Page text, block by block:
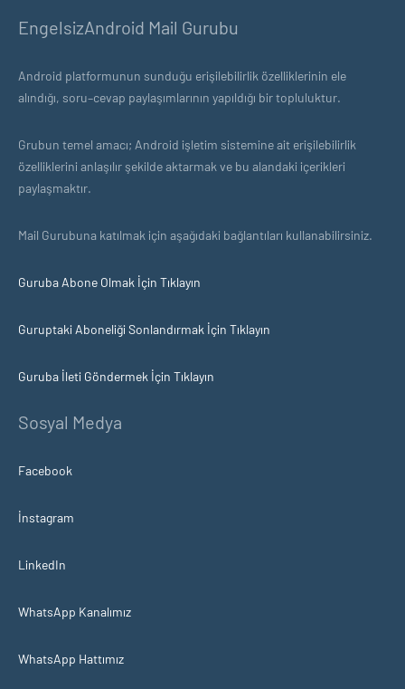
EngelsizAndroid Mail Gurubu
Android platformunun sunduğu erişilebilirlik özelliklerinin ele
alındığı, soru–cevap paylaşımlarının yapıldığı bir topluluktur.
Grubun temel amacı; Android işletim sistemine ait erişilebilirlik
özelliklerini anlaşılır şekilde aktarmak ve bu alandaki içerikleri
paylaşmaktır.
Mail Gurubuna katılmak için aşağıdaki bağlantıları kullanabilirsiniz.
Guruba Abone Olmak İçin Tıklayın
Guruptaki Aboneliği Sonlandırmak İçin Tıklayın
Guruba İleti Göndermek İçin Tıklayın
Sosyal Medya
Facebook
İnstagram
LinkedIn
WhatsApp Kanalımız
WhatsApp Hattımız